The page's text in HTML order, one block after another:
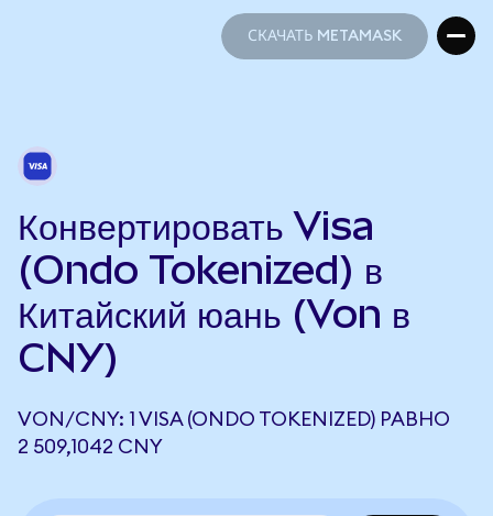
СКАЧАТЬ METAMASK
Конвертировать Visa
(Ondo Tokenized) в
Китайский юань (Von в
CNY)
VON/CNY: 1 VISA (ONDO TOKENIZED) РАВНО
2 509,1042 CNY